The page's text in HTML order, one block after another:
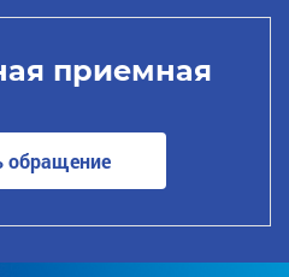
приемная
обращение